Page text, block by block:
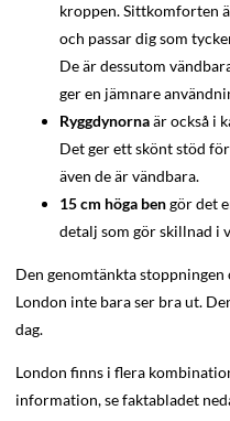
kroppen. Sittkomforten
och passar dig som
De är dessutom
ger en jämnare
Ryggdynornaär också i
Det ger ett skönt stöd
även de är vändbara.
15 cm höga bengör det
detalj som gör skillnad i
Den genomtänkta
London inte bara ser bra ut.
dag.
London finns i flera
information, se faktabladet